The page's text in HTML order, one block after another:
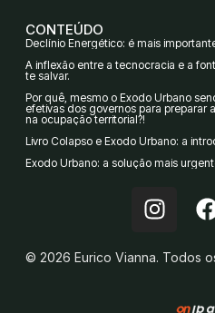
CONTEÚDO
Declínio Energético: é mais
A inflexão entre a tecnocracia e a
te salvar.
Por quê, mesmo o Êxodo Urbano
efetivas dos governos para preparar
na ocupação territorial?!
Livro Colapso e Êxodo Urbano: a
Êxodo Urbano: a solução mais
I
n
t
© 2026 Eurico Vianna. Todos